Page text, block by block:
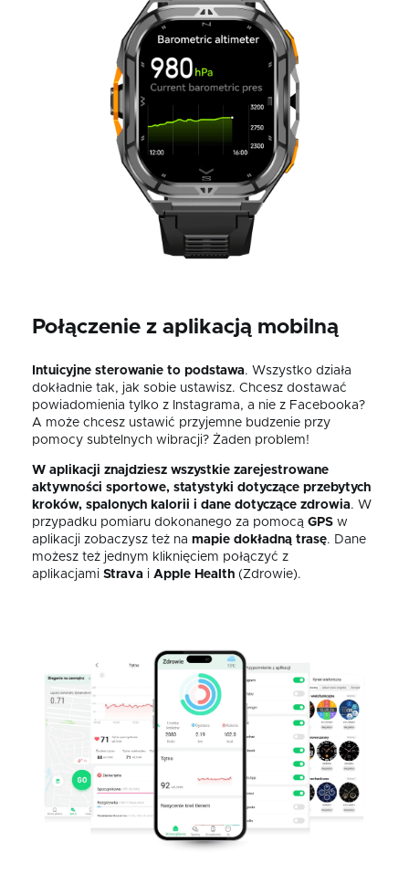
Połączenie z aplikacją mobilną
Intuicyjne sterowanie to podstawa. Wszystko działa
dokładnie tak, jak sobie ustawisz. Chcesz dostawać
powiadomienia tylko z Instagrama, a nie z Facebooka?
A może chcesz ustawić przyjemne budzenie przy
pomocy subtelnych wibracji? Żaden problem!
W aplikacji znajdziesz wszystkie zarejestrowane
aktywności sportowe, statystyki dotyczące przebytych
kroków, spalonych kalorii i dane dotyczące zdrowia. W
przypadku pomiaru dokonanego za pomocą GPS w
aplikacji zobaczysz też na mapie dokładną trasę. Dane
możesz też jednym kliknięciem połączyć z
aplikacjami Strava i Apple Health (Zdrowie).